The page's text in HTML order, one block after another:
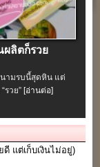
ผลิตก็รวย
นามรบนี้สุดหิน แต่
รวย” [อ่านต่อ]
ดี แต่เก็บเงินไม่อยู่)